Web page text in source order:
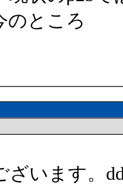
のところ
ざいます。